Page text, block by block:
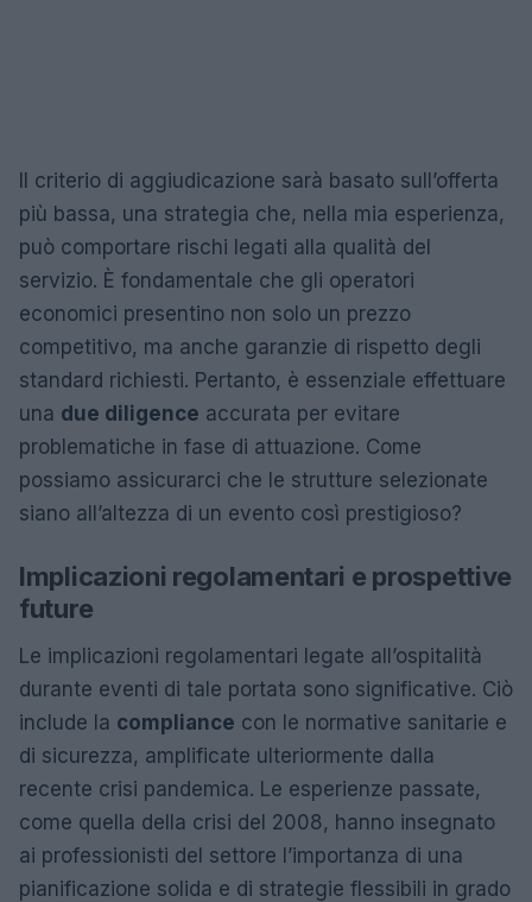
Il criterio di aggiudicazione sarà basato sull’offerta
più bassa, una strategia che, nella mia esperienza,
può comportare rischi legati alla qualità del
servizio. È fondamentale che gli operatori
economici presentino non solo un prezzo
competitivo, ma anche garanzie di rispetto degli
standard richiesti. Pertanto, è essenziale effettuare
una due diligence accurata per evitare
problematiche in fase di attuazione. Come
possiamo assicurarci che le strutture selezionate
siano all’altezza di un evento così prestigioso?
Implicazioni regolamentari e prospettive
future
Le implicazioni regolamentari legate all’ospitalità
durante eventi di tale portata sono significative. Ciò
include la compliance con le normative sanitarie e
di sicurezza, amplificate ulteriormente dalla
recente crisi pandemica. Le esperienze passate,
come quella della crisi del 2008, hanno insegnato
ai professionisti del settore l’importanza di una
pianificazione solida e di strategie flessibili in grado